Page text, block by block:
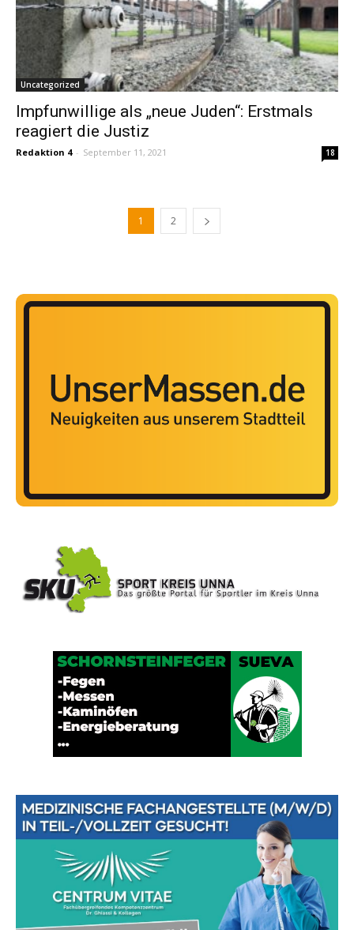
Uncategorized
Impfunwillige als „neue Juden“: Erstmals
reagiert die Justiz
Redaktion 4 - September 11, 2021 18
1 2